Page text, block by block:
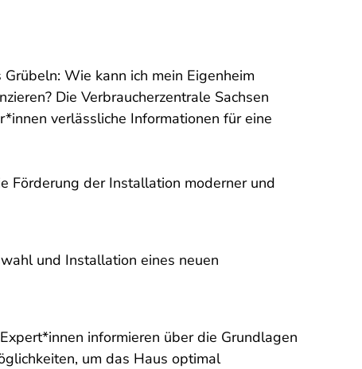
Wie kann ich mein Eigenheim
Die Verbraucherzentrale Sachsen
verlässliche Informationen für eine
Förderung der Installation moderner und
und Installation eines neuen
informieren über die Grundlagen
um das Haus optimal